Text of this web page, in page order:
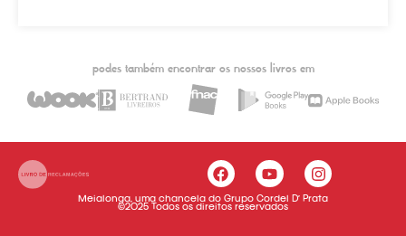
podes também encontrar os nossos livros em
Meialonga, uma chancela do Grupo Cordel D’ Prata
©2025 Todos os direitos reservados